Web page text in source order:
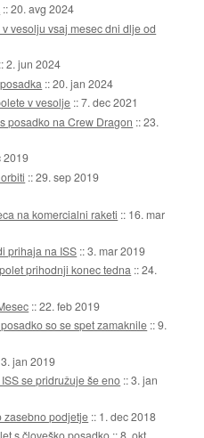
::20. avg 2024
vesolju vsaj mesec dni dlje od
::2. jun 2024
::20. jan 2024
v vesolje ::7. dec 2021
posadko na Crew Dragon ::23.
2019
::29. sep 2019
na komercialni raketi :: 16. mar
prihaja na ISS ::3. mar 2019
prihodnji konec tedna ::24.
::22. feb 2019
so se spet zamaknile ::9.
jan 2019
se pridružuje še eno ::3. jan
zasebno podjetje :: 1. dec 2018